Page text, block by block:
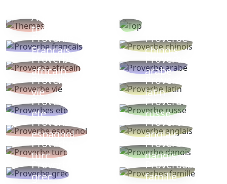
Autres
thèmes
Proverbe
Français
Proverbe
chinois
Proverbe
africain
Proverbe
arabe
Proverbe
vie
Proverbe
latin
Proverbes
ete
Proverbe
russe
Proverbe
espagnol
Proverbe
anglais
Proverbe
turc
Proverbe
danois
Proverbe
grec
Proverbes
famille